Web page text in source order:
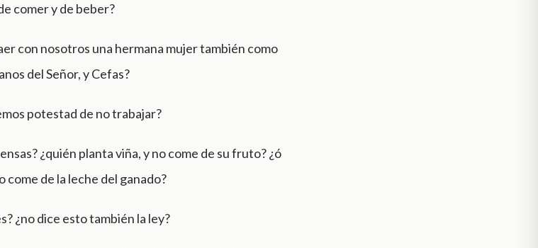
comer y de beber?
con nosotros una hermana mujer también como
del Señor, y Cefas?
potestad de no trabajar?
¿quién planta viña, y no come de su fruto? ¿ó
come de la leche del ganado?
¿no dice esto también la ley?